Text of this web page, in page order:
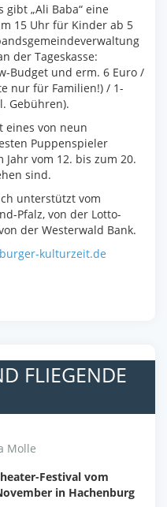
„Ali Baba“ eine
15 Uhr für Kinder ab 5
der Tageskasse:
Budget und erm. 6 Euro /
nur für Familien!) / 1-
Gebühren).
eines von neun
Puppenspieler
vom 12. bis zum 20.
sind.
unterstützt vom
Pfalz, von der Lotto-
der Westerwald Bank.
kulturzeit.de
FLIEGENDE
Molle
Festival vom
in Hachenburg